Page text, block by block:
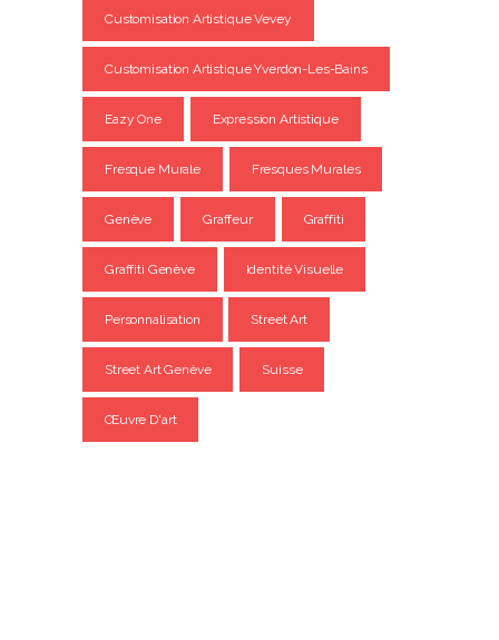
Customisation Artistique Vevey
Customisation Artistique Yverdon-Les-Bains
Eazy One Expression Artistique
Fresque Murale Fresques Murales
Genève Graffeur Graffiti
Graffiti Genève Identité Visuelle
Personnalisation Street Art
Street Art Genève Suisse
Œuvre D'art